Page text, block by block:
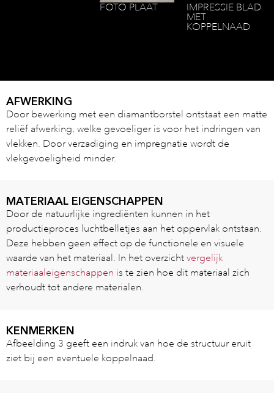
FOTO PLAAT
IMPRESSIE BLAD
MET
KOPPELNAAD
AFWERKING
Door bewerking met een diamantborstel ontstaat een matte
reliëf afwerking, welke gevoeliger is voor het indringen van
vlekken. Door verzadiging en impregnatie wordt de
vlekgevoeligheid minder.
MATERIAAL EIGENSCHAPPEN
Door de natuurlijke ingrediënten kunnen in het
productieproces luchtbelletjes aan het oppervlak ontstaan.
Deze hebben geen effect op de functionele en visuele
waarde van het materiaal. In het overzicht vergelijk
materiaaleigenschappen is te zien hoe dit materiaal zich
verhoudt tot andere materialen.
KENMERKEN
Afbeelding 3 geeft een indruk van hoe de structuur eruit
ziet bij een eventuele koppelnaad.